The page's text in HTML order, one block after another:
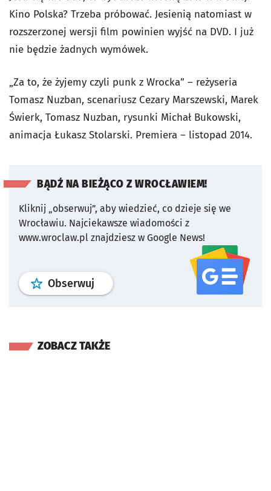
Kino Polska? Trzeba próbować. Jesienią natomiast w
rozszerzonej wersji film powinien wyjść na DVD. I już
nie będzie żadnych wymówek.
„Za to, że żyjemy czyli punk z Wrocka” – reżyseria
Tomasz Nuzban, scenariusz Cezary Marszewski, Marek
Świerk, Tomasz Nuzban, rysunki Michał Bukowski,
animacja Łukasz Stolarski. Premiera – listopad 2014.
BĄDŹ NA BIEŻĄCO Z WROCŁAWIEM!
Kliknij „obserwuj”, aby wiedzieć, co dzieje się we
Wrocławiu. Najciekawsze wiadomości z
www.wroclaw.pl znajdziesz w Google News!
Obserwuj profil serwisu
ZOBACZ TAKŻE